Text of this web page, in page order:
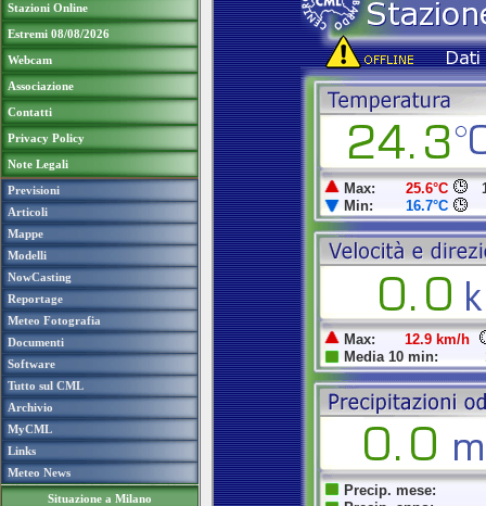
Stazioni Online
Estremi 08/08/2026
Webcam
Associazione
Contatti
Privacy Policy
Note Legali
Previsioni
Articoli
Mappe
Modelli
NowCasting
Reportage
Meteo Fotografia
Documenti
Software
Tutto sul CML
Archivio
MyCML
Links
Meteo News
Situazione a Milano